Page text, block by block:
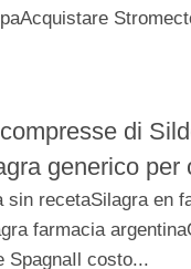
di
generico per
sin recetaSilagra en
farmacia
SpagnaIl costo...